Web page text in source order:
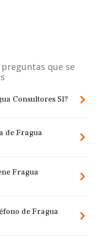
que se
Consultores Sl?
de Fragua
Fragua
de Fragua